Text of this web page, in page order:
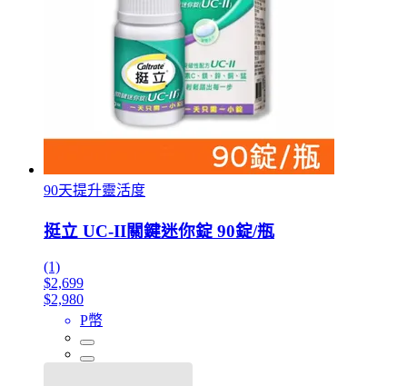
90天提升靈活度
挺立 UC-II關鍵迷你錠 90錠/瓶
(1)
$2,699
$2,980
P幣